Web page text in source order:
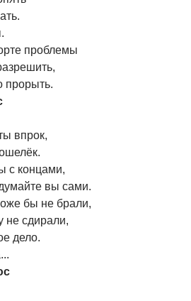
проблемы
прорыть.
впрок,
с концами,
вы сами.
бы не брали,
сдирали,
дело.